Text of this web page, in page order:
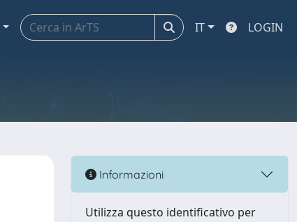
IT LOGIN
Informazioni
Utilizza questo identificativo per